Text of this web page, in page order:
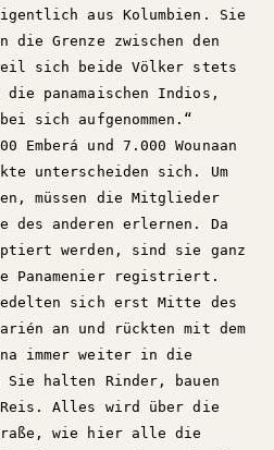
eigentlich aus Kolumbien. Sie
die Grenze zwischen den
sich beide Völker stets
panamaischen Indios,
sich aufgenommen.“
Emberá und 7.000 Wounaan
unterscheiden sich. Um
müssen die Mitglieder
des anderen erlernen. Da
werden, sind sie ganz
registriert.
sich erst Mitte des
an und rückten mit dem
immer weiter in die
Sie halten Rinder, bauen
Reis. Alles wird über die
wie hier alle die